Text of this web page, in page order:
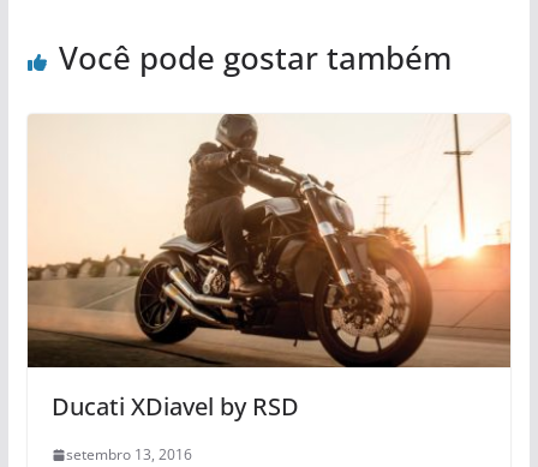
Você pode gostar também
Ducati XDiavel by RSD
setembro 13, 2016